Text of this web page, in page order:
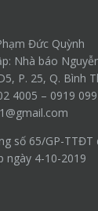
Đức Quỳnh
Nhà báo
P. 25, Q. Bình
4005 – 0919
số 65/GP-
ngày 4-10-2019